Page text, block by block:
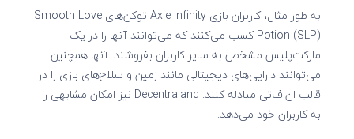
به طور مثال، کاربران بازی Axie Infinity توکن‌های Smooth Love
Potion (SLP) کسب می‌کنند که می‌توانند آنها را در یک
مارکت‌پلیس مشخص به سایر کاربران بفروشند. آنها همچنین
می‌توانند دارایی‌های دیجیتالی مانند زمین و سلاح‌های بازی را در
قالب ان‌اف‌تی مبادله کنند. Decentraland نیز امکان مشابهی را
به کاربران خود می‌دهد.